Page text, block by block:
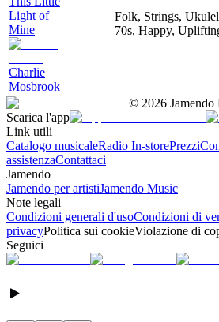
Light of
Mine
Charlie
Mosbrook
Folk, Strings,
70s, Happy,
© 2026
Scarica l'app
Link utili
Catalogo musicaleRadio In-storePrezzi
assistenzaContattaci
Jamendo
Jamendo per artistiJamendo Music
Note legali
Condizioni generali d'usoCondizioni di
privacyPolitica sui cookieViolazione di
Seguici